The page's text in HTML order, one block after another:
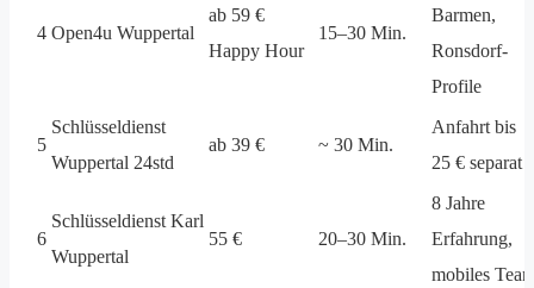
4 Open4u Wuppertal
ab 59 €
Happy Hour
15–30 Min.
Barmen,
Ronsdorf-
Profile
5
Schlüsseldienst
Wuppertal 24std
ab 39 € ~ 30 Min.
Anfahrt bis
25 € separat
6
Schlüsseldienst Karl
Wuppertal
55 € 20–30 Min.
8 Jahre
Erfahrung,
mobiles